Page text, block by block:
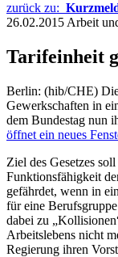
zurück zu:
26.02.2015 Arbeit
Tarifeinheit
Berlin: (hib/CHE)
Gewerkschaften in
dem Bundestag nun
öffnet ein neues
Ziel des Gesetzes
Funktionsfähigkeit
gefährdet, wenn in
für eine
dabei zu
Arbeitslebens nicht
Regierung ihren